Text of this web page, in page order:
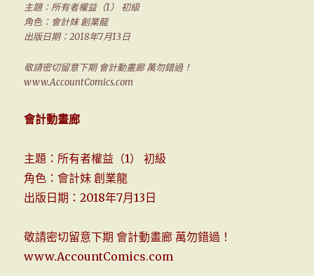
主題：所有者權益（1） 初級
角色：會計妹 創業龍
出版日期：2018年7月13日
敬請密切留意下期 會計動畫廊 萬勿錯過！
www.AccountComics.com
會計動畫廊
主題：所有者權益（1） 初級
角色：會計妹 創業龍
出版日期：2018年7月13日
敬請密切留意下期 會計動畫廊 萬勿錯過！
www.AccountComics.com